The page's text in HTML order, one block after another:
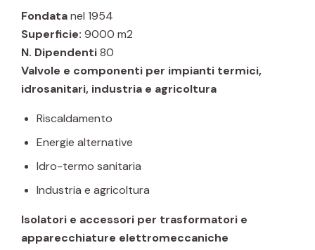
Fondatanel 1954
Superficie: 9000 m2
N. Dipendenti80
Valvole e componenti per impianti termici,
idrosanitari, industria e agricoltura
Riscaldamento
Energie alternative
Idro-termo sanitaria
Industria e agricoltura
Isolatori e accessori per trasformatori e
apparecchiature elettromeccaniche